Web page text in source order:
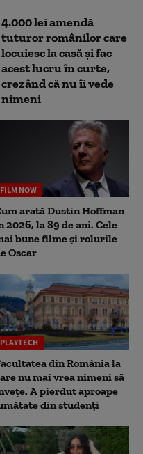
4.000 lei amendă
tuturor românilor care
locuiesc la casă și fac
acest lucru în curte,
crezând că nu îi vede
nimeni
FILM NOW
arată Dustin Hoffman
2026, la 89 de ani. Cele
bune filme și rolurile
Oscar
PLAYTECH
din România la
nu mai vrea nimeni să
A pierdut aproape
din studenţi